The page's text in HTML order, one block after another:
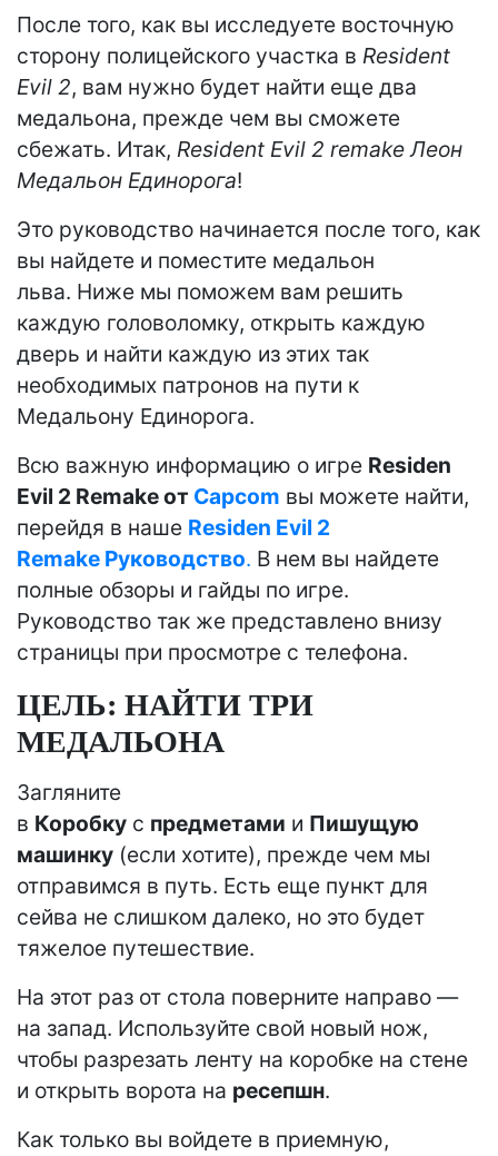
После того, как вы исследуете восточную
сторону полицейского участка в Resident
Evil 2, вам нужно будет найти еще два
медальона, прежде чем вы сможете
сбежать. Итак, Resident Evil 2 remake Леон
Медальон Единорога!
Это руководство начинается после того, как
вы найдете и поместите медальон
льва. Ниже мы поможем вам решить
каждую головоломку, открыть каждую
дверь и найти каждую из этих так
необходимых патронов на пути к
Медальону Единорога.
Всю важную информацию о игре Residen
Evil 2 Remake от Capcom вы можете найти,
перейдя в наше Residen Evil 2
Remake Руководство. В нем вы найдете
полные обзоры и гайды по игре.
Руководство так же представлено внизу
страницы при просмотре с телефона.
ЦЕЛЬ: НАЙТИ ТРИ
МЕДАЛЬОНА
Загляните
в Коробку с предметами и Пишущую
машинку (если хотите), прежде чем мы
отправимся в путь. Есть еще пункт для
сейва не слишком далеко, но это будет
тяжелое путешествие.
На этот раз от стола поверните направо —
на запад. Используйте свой новый нож,
чтобы разрезать ленту на коробке на стене
и открыть ворота на ресепшн.
Как только вы войдете в приемную,